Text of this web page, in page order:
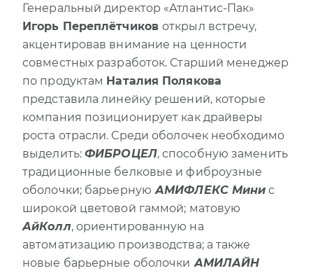
Генеральный директор «Атлантис-Пак»
Игорь Переплётчиков открыл встречу,
акцентировав внимание на ценности
совместных разработок. Старший менеджер
по продуктам Наталия Полякова
представила линейку решений, которые
компания позиционирует как драйверы
роста отрасли. Среди оболочек необходимо
выделить: ФИБРОЦЕЛ, способную заменить
традиционные белковые и фиброузные
оболочки; барьерную АМИФЛЕКС Мини с
широкой цветовой гаммой; матовую
АйКолл, ориентированную на
автоматизацию производства; а также
новые барьерные оболочки АМИЛАЙН